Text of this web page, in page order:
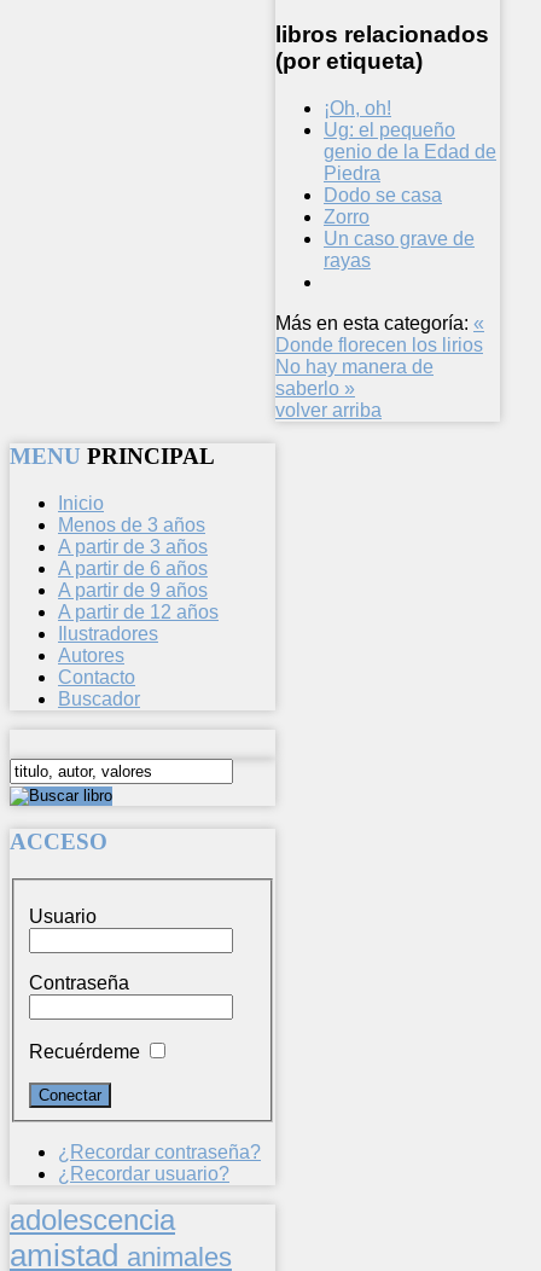
libros relacionados
(por etiqueta)
¡Oh, oh!
Ug: el pequeño
genio de la Edad de
Piedra
Dodo se casa
Zorro
Un caso grave de
rayas
Más en esta categoría: «
Donde florecen los lirios
No hay manera de
saberlo »
volver arriba
MENU PRINCIPAL
Inicio
Menos de 3 años
A partir de 3 años
A partir de 6 años
A partir de 9 años
A partir de 12 años
Ilustradores
Autores
Contacto
Buscador
ACCESO
Usuario
Contraseña
Recuérdeme
¿Recordar contraseña?
¿Recordar usuario?
adolescencia
amistad animales